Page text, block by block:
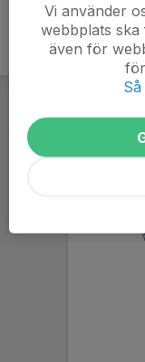
Vi använder
webbplats
även för